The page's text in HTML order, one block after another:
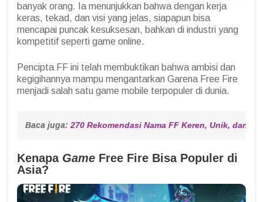
banyak orang. Ia menunjukkan bahwa dengan kerja
keras, tekad, dan visi yang jelas, siapapun bisa
mencapai puncak kesuksesan, bahkan di industri yang
kompetitif seperti game online.
Pencipta FF ini telah membuktikan bahwa ambisi dan
kegigihannya mampu mengantarkan Garena Free Fire
menjadi salah satu game mobile terpopuler di dunia.
Baca juga: 270 Rekomendasi Nama FF Keren, Unik, dan
Kenapa Game Free Fire Bisa Populer di
Asia?